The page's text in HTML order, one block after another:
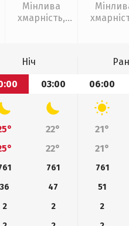
Мінлива
хмарність,
Ніч
03:00 06:00
22° 21°
22° 21°
761 761
36
47 51
2
2 2